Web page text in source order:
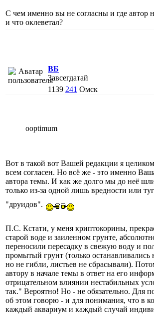
С чем именно вы не согласны и где автор
и что оклеветал?
ВБ
Завсегдатай
1139 241 Омск
ooptimum
Вот в такой вот Вашей редакции я
всем согласен. Но всё же - это именно
автора темы. И как же долго мы до неё
только из-за одной лишь вредности или
"друидов".
П.С. Кстати, у меня криптокорины,
старой воде и заиленном грунте,
переносили пересадку в свежую воду и
промытый грунт (только останавливались
но не гибли, листьев не сбрасывали).
автору в начале темы в ответ на его
отрицательном влиянии нестабильных
так." Вероятно! Но - не обязательно. Для
об этом говорю - и для понимания, что в
каждый аквариум и каждый случай